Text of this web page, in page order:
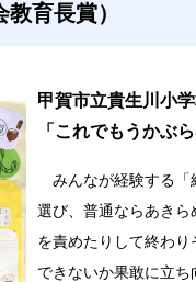
育長賞）
甲賀市立貴生川小
「これでもうかぶ
みんなが経験する「
選び、普通ならあきら
を責めたりして終わ
できないか果敢に立